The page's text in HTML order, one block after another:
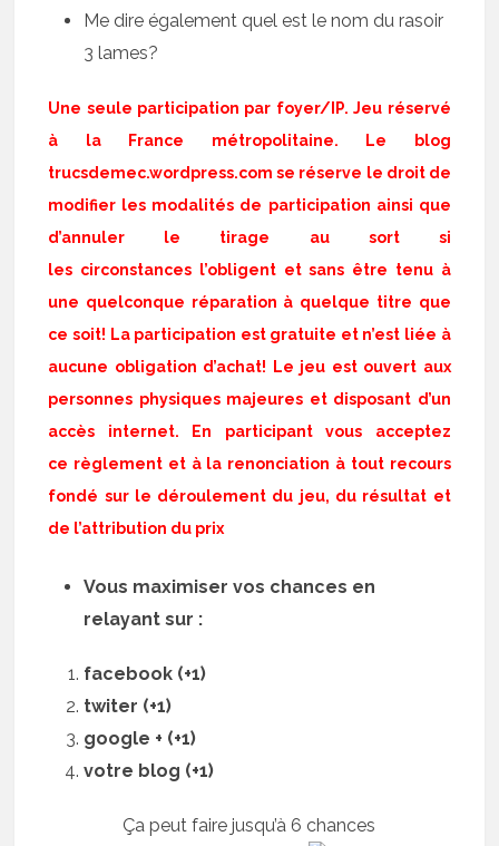
Me dire également quel est le nom du rasoir
3 lames?
Une seule participation par foyer/IP. Jeu réservé
à la France métropolitaine. Le blog
trucsdemec.wordpress.com se réserve le droit de
modifier les modalités de participation ainsi que
d’annuler le tirage au sort si
les circonstances l’obligent et sans être tenu à
une quelconque réparation à quelque titre que
ce soit! La participation est gratuite et n’est liée à
aucune obligation d’achat! Le jeu est ouvert aux
personnes physiques majeures et disposant d’un
accès internet. En participant vous acceptez
ce règlement et à la renonciation à tout recours
fondé sur le déroulement du jeu, du résultat et
de l’attribution du prix
Vous maximiser vos chances en
relayant sur :
facebook (+1)
twiter (+1)
google + (+1)
votre blog (+1)
Ça peut faire jusqu’à 6 chances